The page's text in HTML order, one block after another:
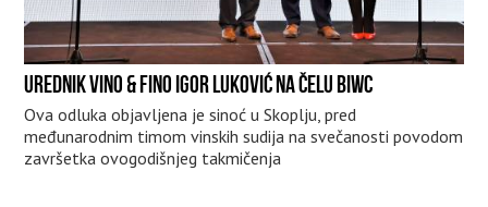
UREDNIK VINO & FINO IGOR LUKOVIĆ NA ČELU BIWC
Ova odluka objavljena je sinoć u Skoplju, pred
međunarodnim timom vinskih sudija na svečanosti povodom
završetka ovogodišnjeg takmičenja